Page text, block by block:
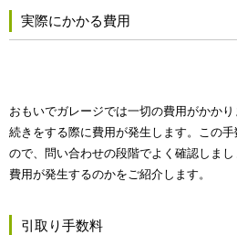
実際にかかる費用
おもいでガレージでは一切の費用がかか
続きをする際に費用が発生します。この
ので、問い合わせの段階でよく確認しま
費用が発生するのかをご紹介します。
引取り手数料